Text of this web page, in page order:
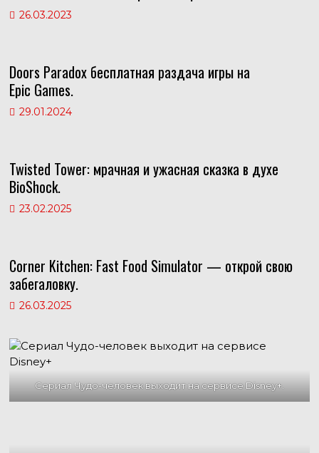
26.03.2023
Doors Paradox бесплатная раздача игры на
Epic Games.
29.01.2024
Twisted Tower: мрачная и ужасная сказка в духе
BioShock.
23.02.2025
Corner Kitchen: Fast Food Simulator — открой свою
забегаловку.
26.03.2025
Сериал Чудо-человек выходит на сервисе Disney+.